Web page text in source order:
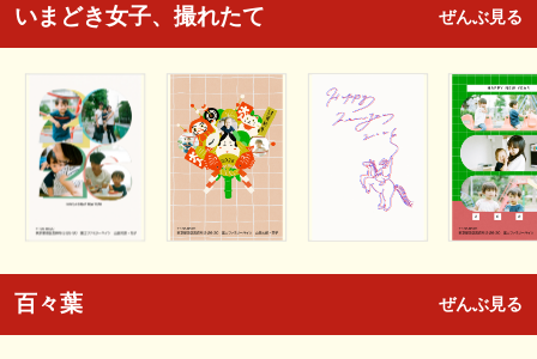
いまどき女子、撮れたて ぜんぶ見る
百々葉 ぜんぶ見る